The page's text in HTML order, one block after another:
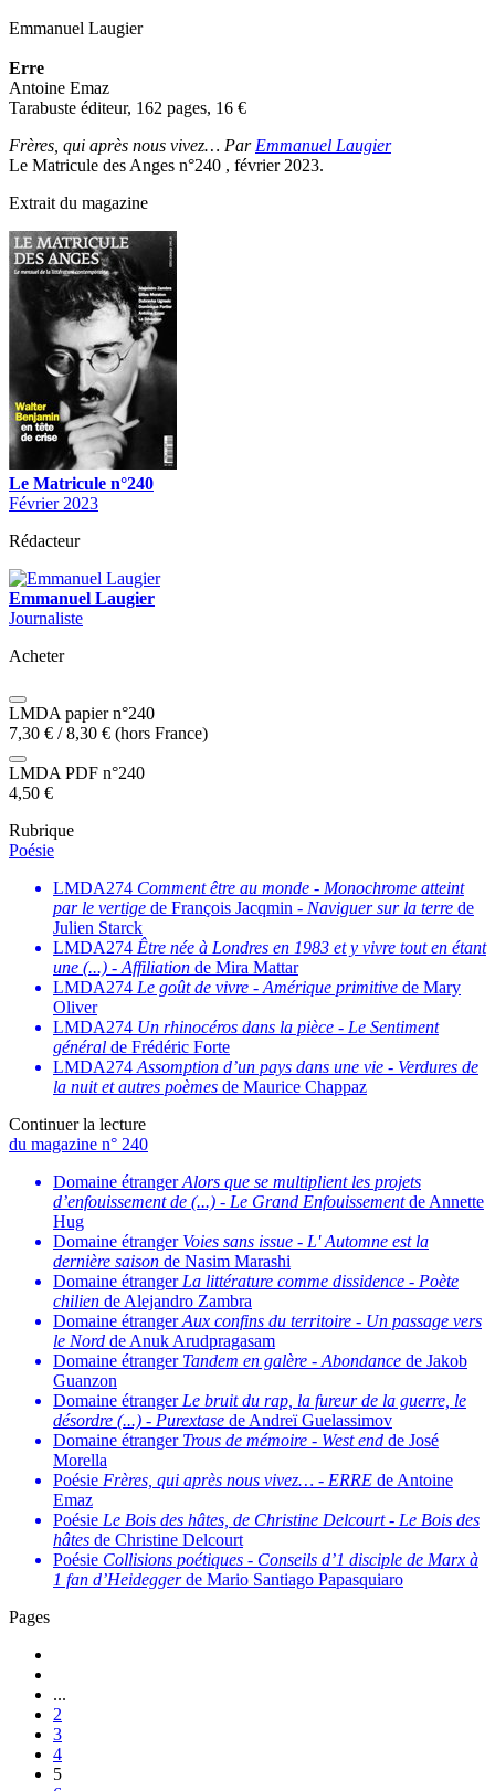
Emmanuel Laugier
Erre
Antoine Emaz
Tarabuste éditeur, 162 pages, 16 €
Frères, qui après nous vivez… ParEmmanuel Laugier
Le Matricule des Anges n°240 , février 2023.
Extrait du magazine
Le Matricule n°240
Février 2023
Rédacteur
Emmanuel Laugier
Journaliste
Acheter
LMDA papier n°240
7,30 € /8,30 € (hors France)
LMDA PDF n°240
4,50 €
Rubrique
Poésie
LMDA274 Comment être au monde - Monochrome atteint
par le vertige de François Jacqmin - Naviguer sur la terre de
Julien Starck
LMDA274 Être née à Londres en 1983 et y vivre tout en étant
une (...) -Affiliation de Mira Mattar
LMDA274 Le goût de vivre -Amérique primitive de Mary
Oliver
LMDA274 Un rhinocéros dans la pièce - Le Sentiment
général de Frédéric Forte
LMDA274 Assomption d’un pays dans une vie - Verdures de
la nuit et autres poèmes de Maurice Chappaz
Continuer la lecture
du magazine n° 240
Domaine étrangerAlors que se multiplient les projets
d’enfouissement de (...) - Le Grand Enfouissementde Annette
Hug
Domaine étranger Voies sans issue - L' Automne est la
dernière saison de Nasim Marashi
Domaine étrangerLa littérature comme dissidence - Poète
chilien de Alejandro Zambra
Domaine étrangerAux confins du territoire - Un passage vers
le Nord de Anuk Arudpragasam
Domaine étranger Tandem en galère -Abondance de Jakob
Guanzon
Domaine étrangerLe bruit du rap, la fureur de la guerre, le
désordre (...) - Purextase de Andreï Guelassimov
Domaine étranger Trous de mémoire - West end de José
Morella
Poésie Frères, qui après nous vivez… - ERRE de Antoine
Emaz
Poésie Le Bois des hâtes, de Christine Delcourt - Le Bois des
hâtes de Christine Delcourt
Poésie Collisions poétiques - Conseils d’1 disciple de Marx à
1 fan d’Heideggerde Mario Santiago Papasquiaro
Pages
...
2
3
4
5